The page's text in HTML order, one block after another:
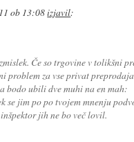
ob 13:08izjavil:
Če so trgovine v tolikšni
problem za vse privat
bodo ubili dve muhi na en mah:
se jim po po tvojem mnenju
jih ne bo več lovil.